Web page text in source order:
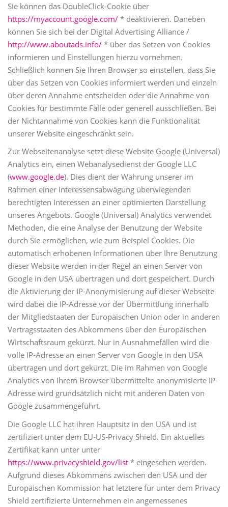
Sie können das DoubleClick-Cookie über
https://myaccount.google.com/ * deaktivieren. Daneben
können Sie sich bei der Digital Advertising Alliance /
http://www.aboutads.info/ * über das Setzen von Cookies
informieren und Einstellungen hierzu vornehmen.
Schließlich können Sie Ihren Browser so einstellen, dass Sie
über das Setzen von Cookies informiert werden und einzeln
über deren Annahme entscheiden oder die Annahme von
Cookies für bestimmte Fälle oder generell ausschließen. Bei
der Nichtannahme von Cookies kann die Funktionalität
unserer Website eingeschränkt sein.
Zur Webseitenanalyse setzt diese Website Google (Universal)
Analytics ein, einen Webanalysedienst der Google LLC
(www.google.de). Dies dient der Wahrung unserer im
Rahmen einer Interessensabwägung überwiegenden
berechtigten Interessen an einer optimierten Darstellung
unseres Angebots. Google (Universal) Analytics verwendet
Methoden, die eine Analyse der Benutzung der Website
durch Sie ermöglichen, wie zum Beispiel Cookies. Die
automatisch erhobenen Informationen über Ihre Benutzung
dieser Website werden in der Regel an einen Server von
Google in den USA übertragen und dort gespeichert. Durch
die Aktivierung der IP-Anonymisierung auf dieser Webseite
wird dabei die IP-Adresse vor der Übermittlung innerhalb
der Mitgliedstaaten der Europäischen Union oder in anderen
Vertragsstaaten des Abkommens über den Europäischen
Wirtschaftsraum gekürzt. Nur in Ausnahmefällen wird die
volle IP-Adresse an einen Server von Google in den USA
übertragen und dort gekürzt. Die im Rahmen von Google
Analytics von Ihrem Browser übermittelte anonymisierte IP-
Adresse wird grundsätzlich nicht mit anderen Daten von
Google zusammengeführt.
Die Google LLC hat ihren Hauptsitz in den USA und ist
zertifiziert unter dem EU-US-Privacy Shield. Ein aktuelles
Zertifikat kann unter unter
https://www.privacyshield.gov/list * eingesehen werden.
Aufgrund dieses Abkommens zwischen den USA und der
Europäischen Kommission hat letztere für unter dem Privacy
Shield zertifizierte Unternehmen ein angemessenes